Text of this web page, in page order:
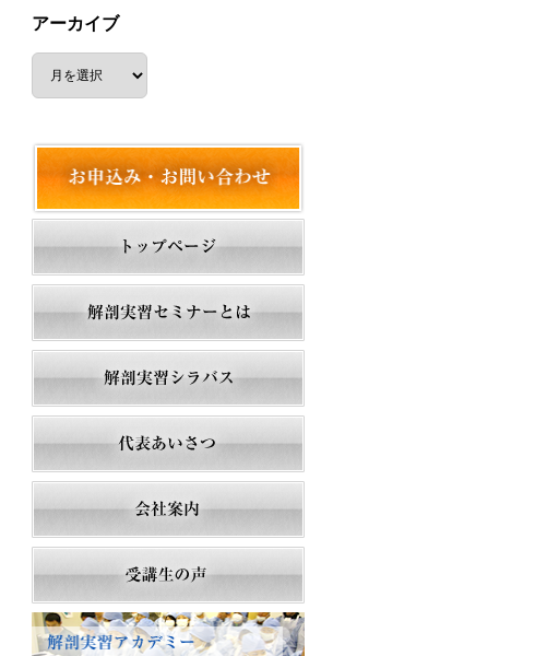
アーカイブ
ア
カ